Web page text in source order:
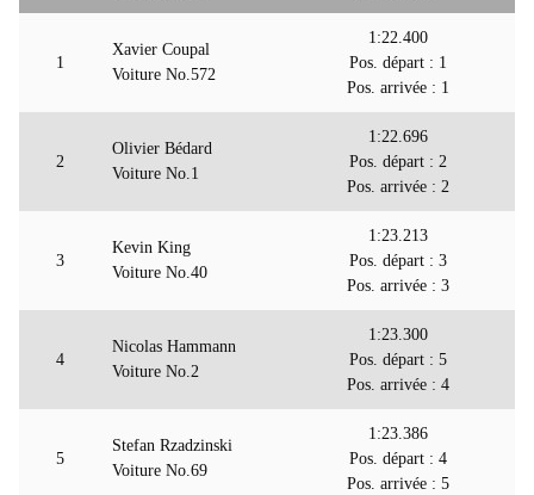
1
Xavier Coupal
Voiture No.572
1:22.400
Pos. départ : 1
Pos. arrivée : 1
2
Olivier Bédard
Voiture No.1
1:22.696
Pos. départ : 2
Pos. arrivée : 2
3
Kevin King
Voiture No.40
1:23.213
Pos. départ : 3
Pos. arrivée : 3
4
Nicolas Hammann
Voiture No.2
1:23.300
Pos. départ : 5
Pos. arrivée : 4
5
Stefan Rzadzinski
Voiture No.69
1:23.386
Pos. départ : 4
Pos. arrivée : 5